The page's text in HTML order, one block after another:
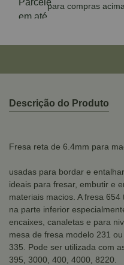
para compras
Descrição do Produto
Fresa reta de 6.4mm para
usadas para bordar e
ideais para fresar, embutir e
materiais macios. A fresa
na parte inferior
encaixes, canaletas e para
mesa de fresa modelo 231
335. Pode ser utilizada com
395, 3000, 400, 4000, 8220.